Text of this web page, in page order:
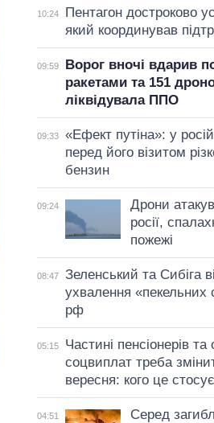
10:24
Пентагон достроково
який координував
09:59
Ворог вночі вдарив
ракетами та 151
ліквідувала ППО
09:33
«Ефект путіна»: у
перед його візитом
бензин
09:24
Дрони
росії,
пожежі
08:47
Зеленський та Сибіга
ухвалення «пекельних
рф
05:15
Частині пенсіонерів
соцвиплат треба
вересня: кого це
04:51
Серед